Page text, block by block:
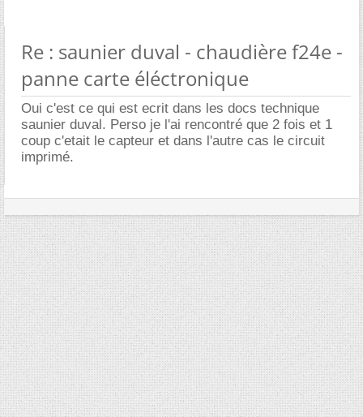
Re : saunier duval - chaudière f24e -
panne carte éléctronique
Oui c'est ce qui est ecrit dans les docs technique
saunier duval. Perso je l'ai rencontré que 2 fois et 1
coup c'etait le capteur et dans l'autre cas le circuit
imprimé.